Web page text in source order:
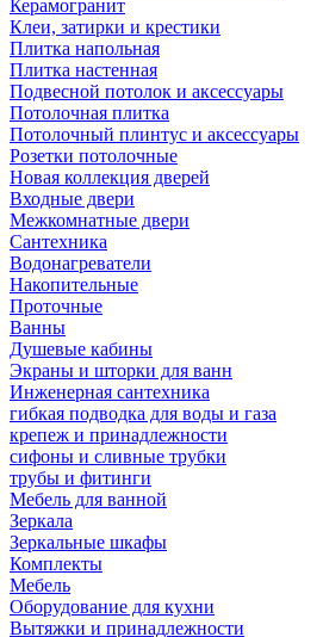
Керамогранит
Клеи, затирки и крестики
Плитка напольная
Плитка настенная
Подвесной потолок и аксессуары
Потолочная плитка
Потолочный плинтус и аксессуары
Розетки потолочные
Новая коллекция дверей
Входные двери
Межкомнатные двери
Сантехника
Водонагреватели
Накопительные
Проточные
Ванны
Душевые кабины
Экраны и шторки для ванн
Инженерная сантехника
гибкая подводка для воды и газа
крепеж и принадлежности
сифоны и сливные трубки
трубы и фитинги
Мебель для ванной
Зеркала
Зеркальные шкафы
Комплекты
Мебель
Оборудование для кухни
Вытяжки и принадлежности